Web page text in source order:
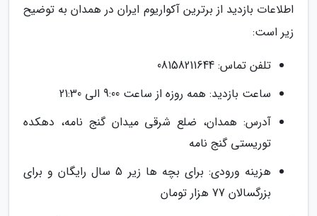
اطلاعات بازدید از برترین آکواریوم ایران در همدان به توضیح
زیر است:
تلفن تماس: 08158211644
ساعت بازدید: همه روزه از ساعت 9:00 الی 21:30
آدرس: همدان، ضلع شرقی میدان گنج نامه، دهکده
توریستی گنج نامه
هزینه ورودی: برای بچه ها زیر 5 سال رایگان و برای
بزرگسالان 77 هزار تومان